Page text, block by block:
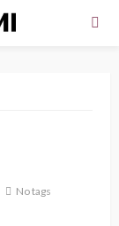
No tags